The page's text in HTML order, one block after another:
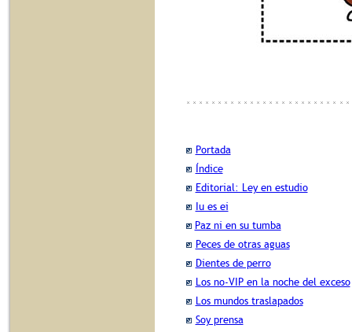
Portada
Índice
Editorial: Ley en estudio
Iu es ei
Paz ni en su tumba
Peces de otras aguas
Dientes de perro
Los no-VIP en la noche del exceso
Los mundos traslapados
Soy prensa